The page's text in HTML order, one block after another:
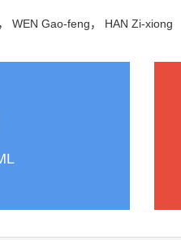
WEN Gao-feng， HAN Zi-